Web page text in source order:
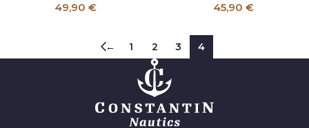
49,90 € 45,90 €
← 1 2 3 4